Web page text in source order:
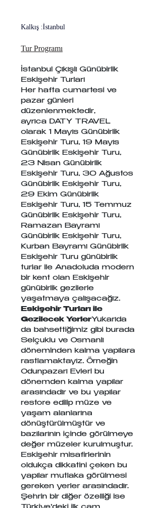
Kalkış :İstanbul
Tur Programı
İstanbul Çıkışlı Günübirlik
Eskişehir Turları
Her hafta cumartesi ve
pazar günleri
düzenlenmektedir,
ayrıca DATY TRAVEL
olarak 1 Mayıs Günübirlik
Eskişehir Turu, 19 Mayıs
Günübirlik Eskişehir Turu,
23 Nisan Günübirlik
Eskişehir Turu, 30 Ağustos
Günübirlik Eskişehir Turu,
29 Ekim Günübirlik
Eskişehir Turu, 15 Temmuz
Günübirlik Eskişehir Turu,
Ramazan Bayramı
Günübirlik Eskişehir Turu,
Kurban Bayramı Günübirlik
Eskişehir Turu günübirlik
turlar ile Anadoluda modern
bir kent olan Eskişehir
günübirlik gezilerle
yaşatmaya çalışacağız.
Eskişehir Turları ile
Gezilecek YerlerYukarıda
da bahsettiğimiz gibi burada
Selçuklu ve Osmanlı
döneminden kalma yapılara
rastlamaktayız. Örneğin
Odunpazarı Evleri bu
dönemden kalma yapılar
arasındadır ve bu yapılar
restore edilip müze ve
yaşam alanlarına
dönüştürülmüştür ve
bazılarının içinde görülmeye
değer müzeler kurulmuştur.
Eskişehir misafirlerinin
oldukça dikkatini çeken bu
yapılar mutlaka görülmesi
gereken yerler arasındadır.
Şehrin bir diğer özelliği ise